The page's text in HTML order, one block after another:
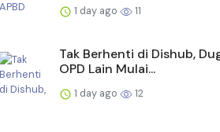
1 day ago 11
Tak Berhenti di Dishub,
OPD Lain Mulai...
1 day ago 12